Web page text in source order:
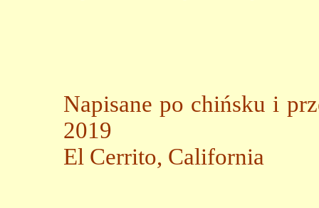
Napisane po chińsku i
2019
El Cerrito, California